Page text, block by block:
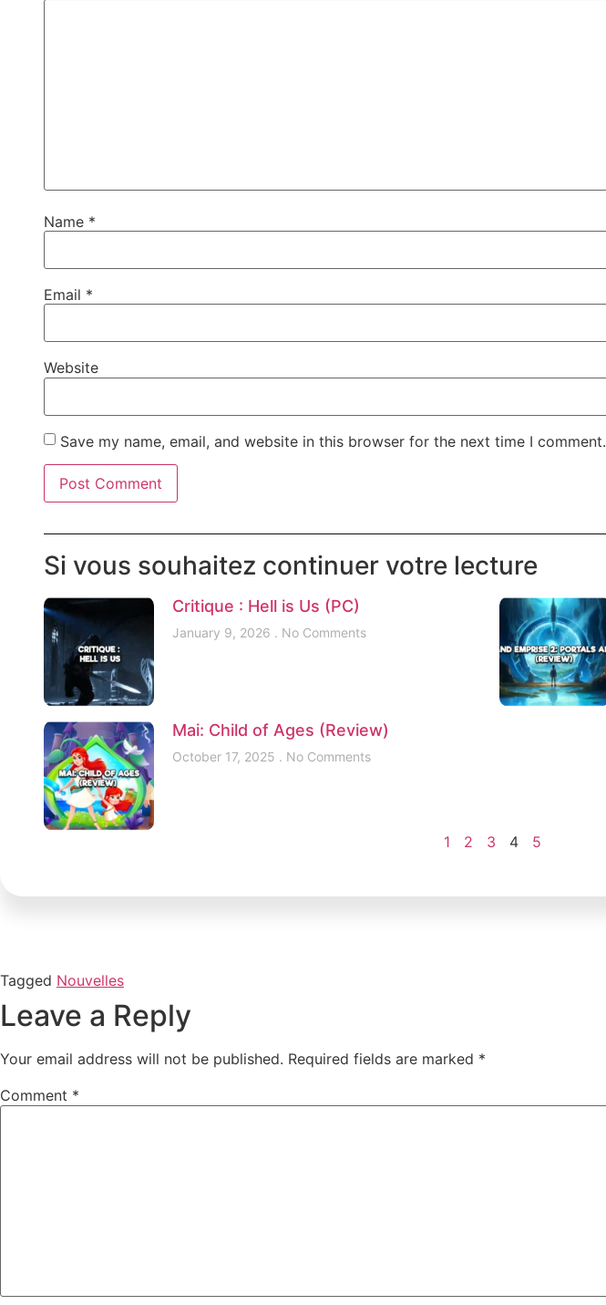
Name *
Email *
Website
Save my name, email, and website in this browser for the next time I comment.
Si vous souhaitez continuer votre lecture
Critique : Hell is Us (PC)
January 9, 2026 No Comments
Mai: Child of Ages (Review)
October 17, 2025 No Comments
1 2 3 4 5
Tagged Nouvelles
Leave a Reply
Your email address will not be published. Required fields are marked *
Comment *